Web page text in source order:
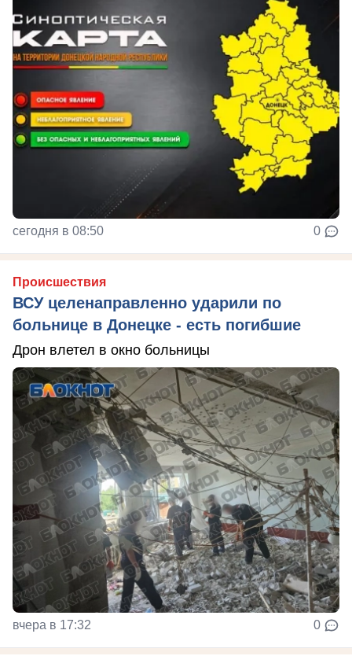
сегодня в 08:50 0
Происшествия
ВСУ целенаправленно ударили по
больнице в Донецке - есть погибшие
Дрон влетел в окно больницы
вчера в 17:32 0